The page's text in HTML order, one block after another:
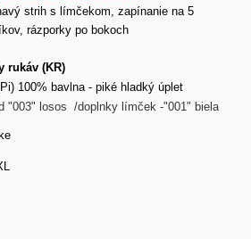
strih s límčekom, zapínanie na 5
rázporky po bokoch
rukáv (KR)
100% bavlna - piké hladký úplet
"003" losos /doplnky límček -"001" biela